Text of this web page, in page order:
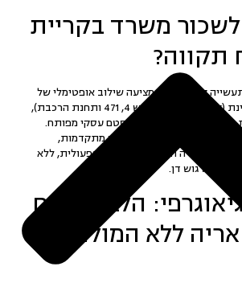
משרד בקריית
תקווה?
קריית אריה מציעה שילוב אופטימלי של
(קרבה מיידית לכביש 4, 471 ותחנת הרכבת),
ביחס לתל אביב, ואקו-סיסטם עסקי מפותח.
כדי ליהנות מתשתיות הייטק מתקדמות,
עבודה המעודדת צמיחה תפעולית, ללא
מרכז גוש דן.
הלב הפועם
ללא המולה